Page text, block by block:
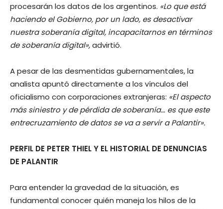
procesarán los datos de los argentinos. «Lo que está
haciendo el Gobierno, por un lado, es desactivar
nuestra soberanía digital, incapacitarnos en términos
de soberanía digital»,advirtió.
A pesar de las desmentidas gubernamentales, la
analista apuntó directamente a los vínculos del
oficialismo con corporaciones extranjeras: «El aspecto
más siniestro y de pérdida de soberanía… es que este
entrecruzamiento de datos se va a servir a Palantir».
PERFIL DE PETER THIEL Y EL HISTORIAL DE DENUNCIAS
DE PALANTIR
Para entender la gravedad de la situación, es
fundamental conocer quién maneja los hilos de la